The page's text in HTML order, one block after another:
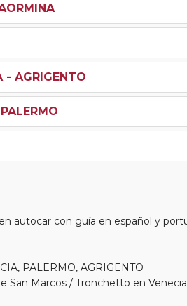
- AGRIGENTO
autocar con guía en español y
PALERMO, AGRIGENTO
San Marcos / Tronchetto en Venecia